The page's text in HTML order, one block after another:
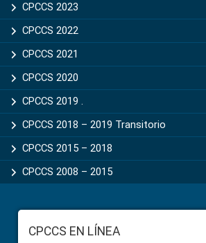
CPCCS 2023
CPCCS 2022
CPCCS 2021
CPCCS 2020
CPCCS 2019 .
CPCCS 2018 – 2019 Transitorio
CPCCS 2015 – 2018
CPCCS 2008 – 2015
FooterCPCCS EN LÍNEA